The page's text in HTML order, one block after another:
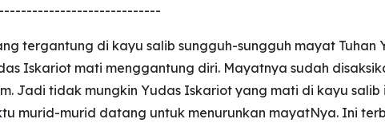
tergantung di kayu salib sungguh-sungguh mayat Tuhan
Iskariot mati menggantung diri. Mayatnya sudah
Jadi tidak mungkin Yudas Iskariot yang mati di kayu salib
murid-murid datang untuk menurunkan mayatNya. Ini